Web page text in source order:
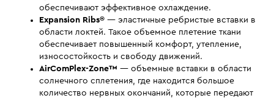
обеспечивают эффективное охлаждение.
Expansion Ribs® — эластичные ребристые вставки в
области локтей. Такое объемное плетение ткани
обеспечивает повышенный комфорт, утепление,
износостойкость и свободу движений.
AirComPlex-Zone™ — объемные вставки в области
солнечного сплетения, где находится большое
количество нервных окончаний, которые передают